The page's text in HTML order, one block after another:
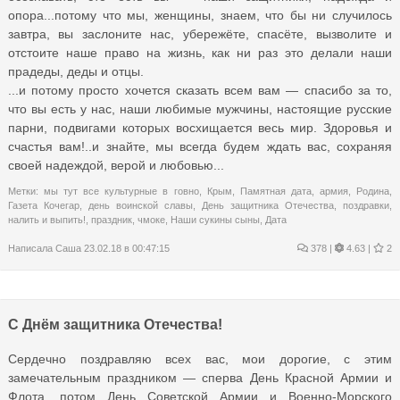
опора...потому что мы, женщины, знаем, что бы ни случилось
завтра, вы заслоните нас, убережёте, спасёте, вызволите и
отстоите наше право на жизнь, как ни раз это делали наши
прадеды, деды и отцы.
...и потому просто хочется сказать всем вам — спасибо за то,
что вы есть у нас, наши любимые мужчины, настоящие русские
парни, подвигами которых восхищается весь мир. Здоровья и
счастья вам!..и знайте, мы всегда будем ждать вас, сохраняя
своей надеждой, верой и любовью...
Метки:мы тут все культурные в говно, Крым Памятная дата, армия Родина
Газета Кочегар
день воинской славы День защитника Отечества поздравки
налить и выпить! праздник чмоке Наши сукины сыны Дата
Написала Саша 23.02.18 в 00:47:15 378 | 4.63 | 2
С Днём защитника Отечества!
Сердечно поздравляю всех вас, мои дорогие, с этим
замечательным праздником — сперва День Красной Армии и
Флота, потом День Советской Армии и Военно-Морского